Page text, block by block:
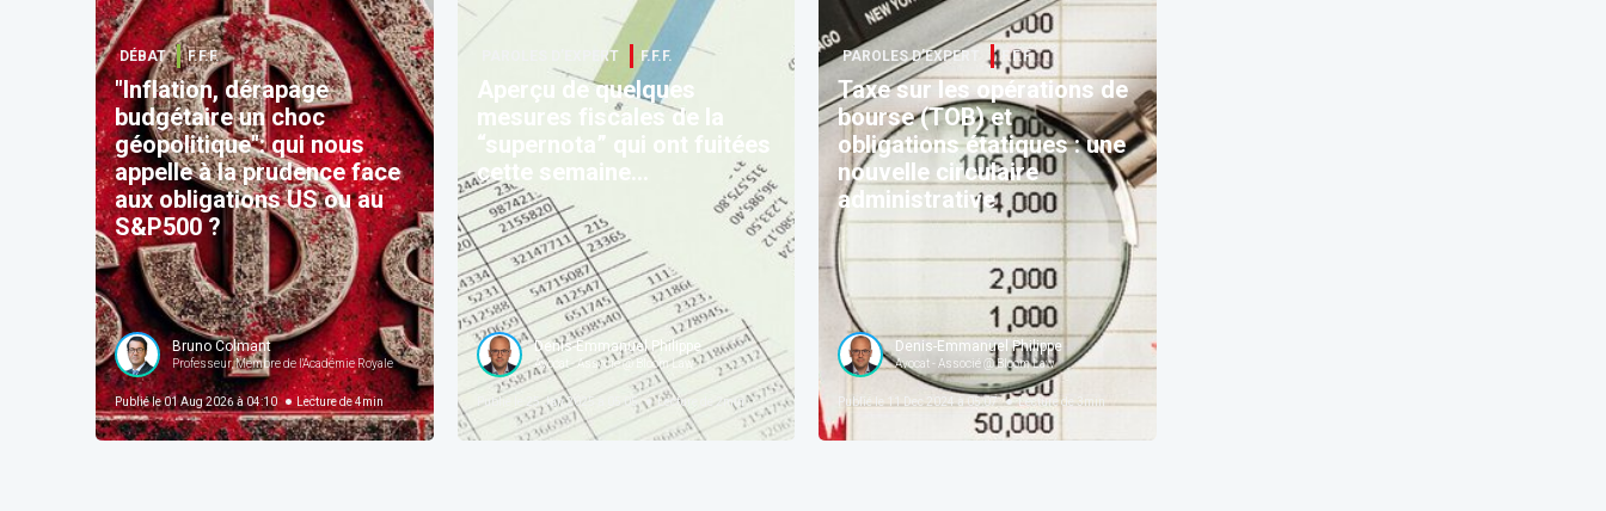
DÉBAT F.F.F.
"Inflation, dérapage
budgétaire un choc
géopolitique": qui nous
appelle à la prudence face
aux obligations US ou au
S&P500 ?
Bruno Colmant
Professeur, Membre de l'Académie Royale
Publié le01 Aug 2026 à 04:10 Lecture de 4min
PAROLES D’EXPERT F.F.F.
Aperçu de quelques
mesures fiscales de la
“supernota” qui ont fuitées
cette semaine…
Denis-Emmanuel Philippe
Avocat - Associé @ Bloom Law
Publié le 25 Jan 2025 à 05:05 Lecture de 2 min
PAROLES D’EXPERT F.F.F.
Taxe sur les opérations de
bourse (TOB) et
obligations étatiques : une
nouvelle circulaire
administrative
Denis-Emmanuel Philippe
Avocat - Associé @ Bloom Law
Publié le 11 Dec 2024 à 05:07 Lecture de 3min